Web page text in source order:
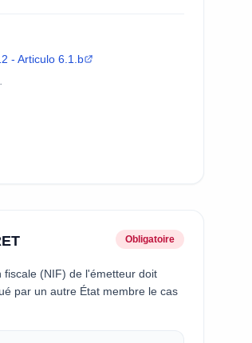
- Articulo 6.1.b
Obligatoire
fiscale (NIF) de l'émetteur doit
par un autre État membre le cas